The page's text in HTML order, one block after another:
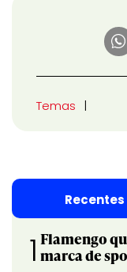
Temas
Recentes
1 Flamengo
marca de